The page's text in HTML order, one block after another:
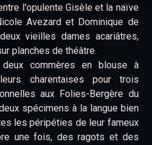
l'opulente Gisèle et la naïve
Avezard et Dominique de
vieilles dames acariâtres,
planches de théâtre.
commères en blouse à
charentaises pour trois
aux Folies-Bergère du
spécimens à la langue bien
les péripéties de leur fameux
une fois, des ragots et des